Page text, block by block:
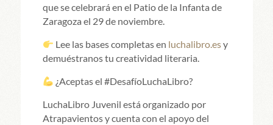
que se celebrará en el Patio de la Infanta de
Zaragoza el 29 de noviembre.
Lee las bases completas en luchalibro.esy
demuéstranos tu creatividad literaria.
¿Aceptas el #DesafíoLuchaLibro?
LuchaLibro Juvenil está organizado por
Atrapavientos y cuenta con el apoyo del